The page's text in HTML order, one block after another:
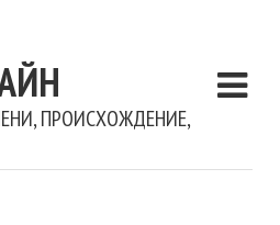
ПРОИСХОЖДЕНИЕ,